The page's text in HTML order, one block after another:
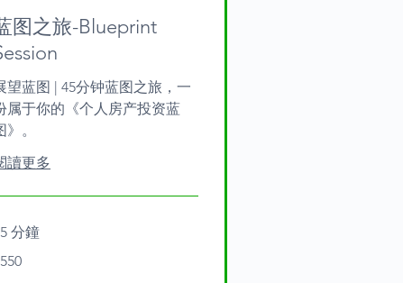
图之旅-Blueprint
望蓝图 | 45分钟蓝图之旅，一
属于你的《个人房产投资蓝
》。
讀更多
分鐘